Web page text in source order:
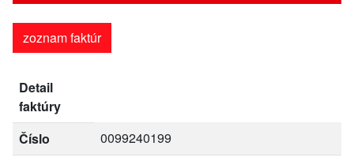
zoznam faktúr
Detail
faktúry
Číslo
0099240199